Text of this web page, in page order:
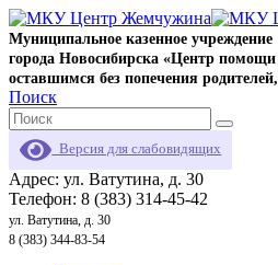
Муниципальное казенное учреждение
города Новосибирска «Центр помощи
оставшимся без попечения
Поиск
Версия для слабовидящих
Адрес: ул. Ватутина, д. 30
Телефон: 8 (383) 314-45-42
ул. Ватутина, д. 30
8 (383) 344-83-54